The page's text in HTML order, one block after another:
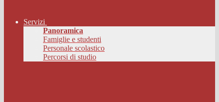
Servizi
Panoramica
Famiglie e studenti
Personale scolastico
Percorsi di studio